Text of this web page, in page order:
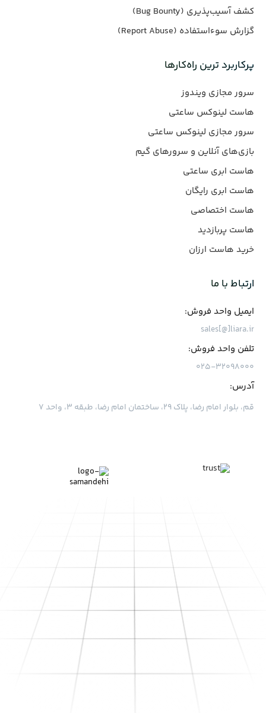
کشف آسیب‌پذیری (Bug Bounty)
گزارش سوءاستفاده (Report Abuse)
پرکاربرد ترین راه‌کارها
سرور مجازی ویندوز
هاست لینوکس ساعتی
سرور مجازی لینوکس ساعتی
بازی‌های آنلاین و سرورهای گیم
هاست ابری ساعتی
هاست ابری رایگان
هاست اختصاصی
هاست پربازدید
خرید هاست ارزان
ارتباط با ما
ایمیل واحد فروش:
sales[@]liara.ir
تلفن واحد فروش:
۰۲۵-۳۲۰۹۸۰۰۰
آدرس:
قم، بلوار امام رضا، پلاک ۲۹، ساختمان امام رضا، طبقه ۳، واحد ۷